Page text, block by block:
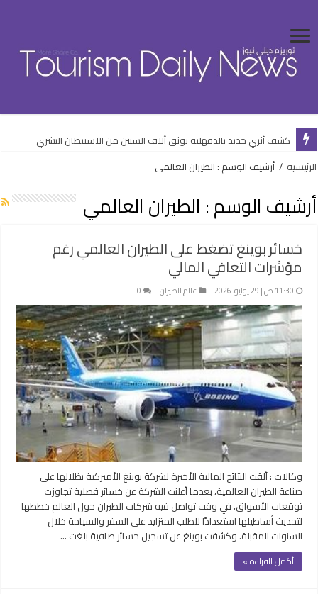
كشف أثري جديد بالدقهلية يوثق آلاف السنين من الاستيطان البشري
وزارة الإسكان تواصل طرح فرص استثمارية متنوعة من خلال المنصات الرقمية
الرئيسية / أرشيف الوسم : الطيران العالمي
أرشيف الوسم : الطيران العالمي
خسائر بوينغ تضغط على الطيران العالمي رغم
مؤشرات التعافي المالي
11:30 ص | 29 يوليو، 2026 عالم الطيران 0
وكالات : ألقت النتائج المالية الأخيرة لشركة بوينغ الأميركية بظلالها على
صناعة الطيران العالمية، بعدما أعلنت الشركة عن خسائر فصلية تجاوزت
توقعات الأسواق، في وقت تواصل فيه شركات الطيران حول العالم خططها
لتحديث أساطيلها استعدادًا للطلب المتزايد على السفر والسياحة خلال
السنوات المقبلة. وكشفت بوينغ عن تسجيل خسائر صافية بلغت …
أكمل القراءة »